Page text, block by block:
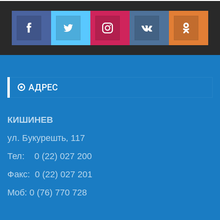
Facebook
Join us on Facebook
Twitter
Join us on TwitterJoin us on InstagramJoin us on VK
АДРЕС
КИШИНЕВ
ул. Букурешть, 117
Тел: 0 (22) 027 200
Факс: 0 (22) 027 201
Моб: 0 (76) 770 728